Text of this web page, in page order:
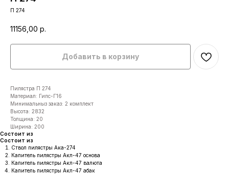
П 274
11156,00 р.
Добавить в корзину
Пилястра П 274
Материал: Гипс-Г16
Минимальныз заказ: 2 комплект
Высота: 2832
Толщина: 20
Ширина: 200
Состоит из
Состоит из
Ствол пилястры Ака-274
Капитель пилястры Акл-47 основа
Капитель пилястры Акл-47 валюта
Капитель пилястры Акл-47 абак